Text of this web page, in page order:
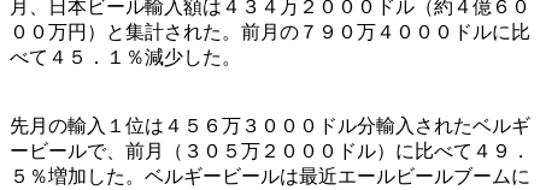
月、日本ビール輸入額は４３４万２０００ドル（約４億６０
００万円）と集計された。前月の７９０万４０００ドルに比
べて４５．１％減少した。
先月の輸入１位は４５６万３０００ドル分輸入されたベルギ
ービールで、前月（３０５万２０００ドル）に比べて４９．
５％増加した。ベルギービールは最近エールビールブームに